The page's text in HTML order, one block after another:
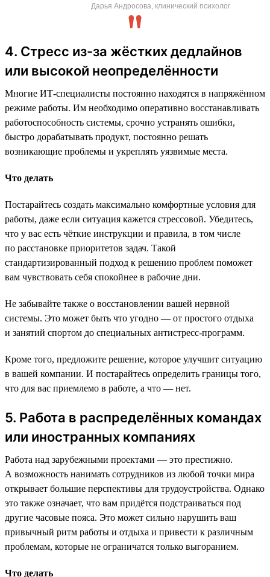
Дарья Андросова, клинический психолог
4. Стресс из-за жёстких дедлайнов
или высокой неопределённости
Многие ИТ-специалисты постоянно находятся в напряжённом
режиме работы. Им необходимо оперативно восстанавливать
работоспособность системы, срочно устранять ошибки,
быстро дорабатывать продукт, постоянно решать
возникающие проблемы и укреплять уязвимые места.
Что делать
Постарайтесь создать максимально комфортные условия для
работы, даже если ситуация кажется стрессовой. Убедитесь,
что у вас есть чёткие инструкции и правила, в том числе
по расстановке приоритетов задач. Такой
стандартизированный подход к решению проблем поможет
вам чувствовать себя спокойнее в рабочие дни.
Не забывайте также о восстановлении вашей нервной
системы. Это может быть что угодно — от простого отдыха
и занятий спортом до специальных антистресс-программ.
Кроме того, предложите решение, которое улучшит ситуацию
в вашей компании. И постарайтесь определить границы того,
что для вас приемлемо в работе, а что — нет.
5. Работа в распределённых командах
или иностранных компаниях
Работа над зарубежными проектами — это престижно.
А возможность нанимать сотрудников из любой точки мира
открывает большие перспективы для трудоустройства. Однако
это также означает, что вам придётся подстраиваться под
другие часовые пояса. Это может сильно нарушить ваш
привычный ритм работы и отдыха и привести к различным
проблемам, которые не ограничатся только выгоранием.
Что делать